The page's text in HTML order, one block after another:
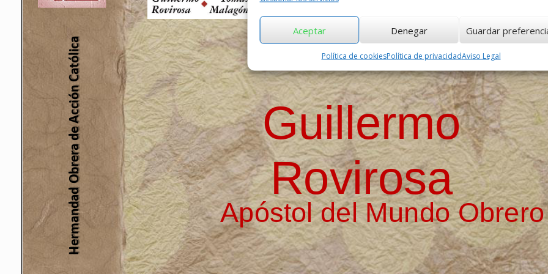
Aceptar Denegar Guardar
Política de cookiesPolítica de privacidadAviso Legal